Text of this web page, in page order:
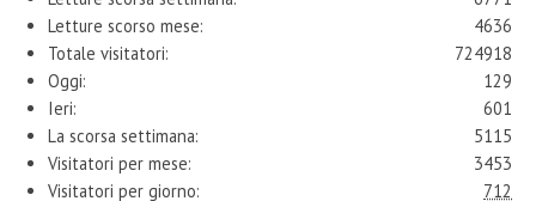
4636
Letture scorso mese:
724918
Totale visitatori:
129
Oggi:
601
Ieri:
5115
La scorsa settimana:
3453
Visitatori per mese:
712
Visitatori per giorno: